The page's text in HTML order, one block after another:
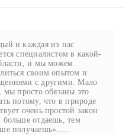
и каждая из нас
специалистом в какой-
и мы можем
своим опытом и
с другими. Мало
мы просто обязаны это
потому, что в природе
очень простой закон
больше отдаешь, тем
получаешь».....